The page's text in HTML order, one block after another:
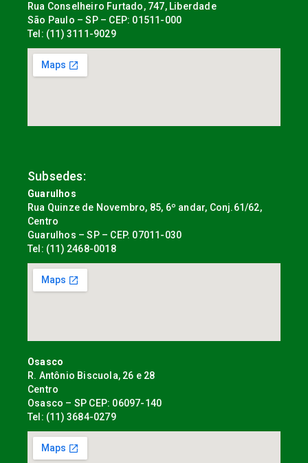
Rua Conselheiro Furtado, 747, Liberdade
São Paulo – SP – CEP: 01511-000
Tel: (11) 3111-9029
Subsedes:
Guarulhos
Rua Quinze de Novembro, 85, 6º andar, Conj.61/62,
Centro
Guarulhos – SP – CEP. 07011-030
Tel: (11) 2468-0018
Osasco
R. Antônio Biscuola, 26 e 28
Centro
Osasco – SP CEP: 06097-140
Tel: (11) 3684-0279